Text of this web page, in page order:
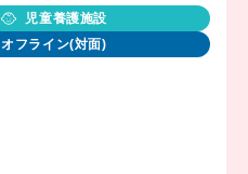
児童養護施設
オフライン(対面)